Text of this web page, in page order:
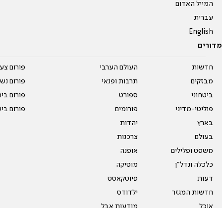
המייל האדום
עברית
English
מדורים
חדשות
מבזקים
ביטחוני
פוליטי-מדיני
בארץ
בעולם
משפט ופלילים
כלכלה ונדל"ן
דעות
חדשות המגזר
העולם הערבי
תרבות ופנאי
ספורט
פורומים
יהדות
צרכנות
אופנה
מוסיקה
פיוטקאסט
ילדודס
פורום
פורום
פורום
פורום